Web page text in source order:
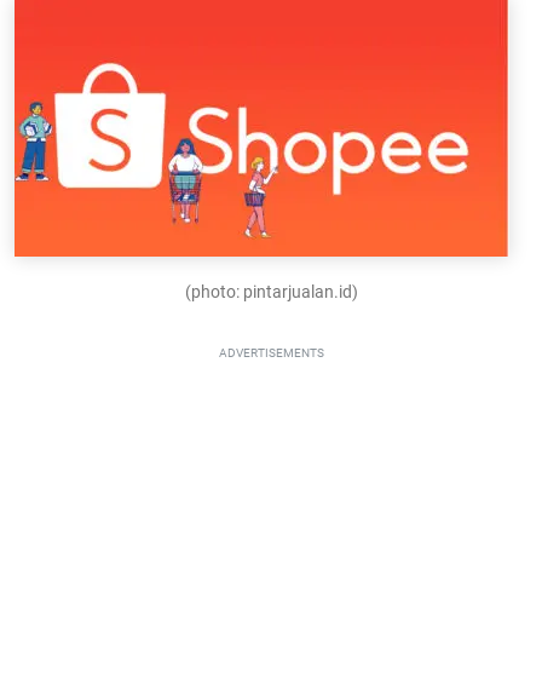
(photo: pintarjualan.id)
ADVERTISEMENTS